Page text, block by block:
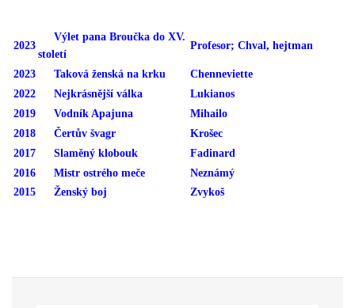
Občanská vzdělávací jednota "Komenský" v Choceradech z.s.
Chocerady 4
257 24 Chocerady
IČ: 498 28 614
Kontaktní osoba:
Mgr. Miroslava Cinkeisová
723 967 851
2023
Výlet pana Broučka do XV.
století
Profesor; Chval, hejtman
2023 Taková ženská na krku
Chenneviette
2022
Nejkrásnější válka
Lukianos
2019
Vodník Apajuna
Mihailo
2018
Čertův švagr
Krošec
2017
Slaměný klobouk
Fadinard
2016
Mistr ostrého meče
Neznámý
2015
Ženský boj Zvykoš